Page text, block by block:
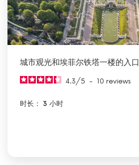
城市观光和埃菲尔铁塔一楼的入口
4.3/5 - 10 reviews
时长： 3 小时